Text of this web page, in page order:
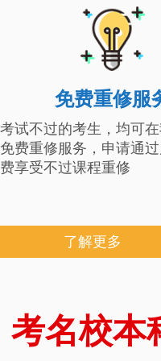
免费重修服
考试不过的考生，均可
免费重修服务，申请通
费享受不过课程重修
了解更多
考名校本